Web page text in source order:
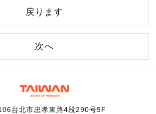
戻ります
次へ
台北市忠孝東路4段290号9F